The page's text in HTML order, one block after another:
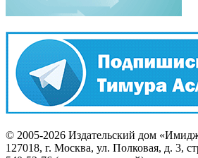
© 2005-2026 Издательский дом
127018, г. Москва, ул. Полковая, д. 3,